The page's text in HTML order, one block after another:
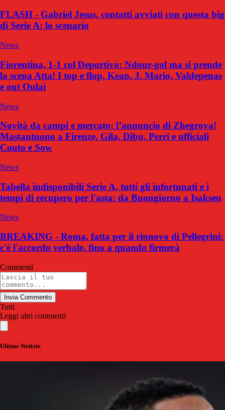
FLASH - Gabriel Jesus, contatti avviati con questa big
di Serie A: lo scenario
News
Fiorentina, 1-1 col Deportivo: Ndour-gol ma si prende
la scena Atta! I top e flop, Kean, J. Mario, Valdepenas
e out Oulai
News
Novità da campi e mercato: l’annuncio di Zhegrova!
Mastantuono a Firenze, Gila, Dibu, Perri e ufficiali
Couto e Sow
News
Tabella indisponibili Serie A, tutti gli infortunati e i
tempi di recupero per l'asta: da Buongiorno a Isaksen
News
BREAKING - Roma, fatta per il rinnovo di Pellegrini:
c'è l'accordo verbale, fino a quando firmerà
Commenti
Invia Commento
Tutti
Leggi altri commenti
Ultime Notizie